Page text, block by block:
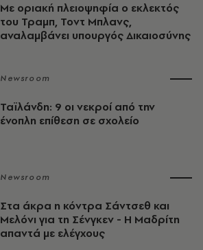
Με οριακή πλειοψηφία ο εκλεκτός
του Τραμπ, Τοντ Μπλανς,
αναλαμβάνει υπουργός Δικαιοσύνης
Newsroom
Ταϊλάνδη: 9 οι νεκροί από την
ένοπλη επίθεση σε σχολείο
Newsroom
Στα άκρα η κόντρα Σάντσεθ και
Μελόνι για τη Σένγκεν - Η Μαδρίτη
απαντά με ελέγχους